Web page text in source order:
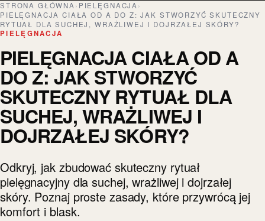
STRONA GŁÓWNA› PIELĘGNACJA›
PIELĘGNACJA CIAŁA OD A DO Z: JAK STWORZYĆ SKUTECZNY
RYTUAŁ DLA SUCHEJ, WRAŻLIWEJ I DOJRZAŁEJ SKÓRY?
PIELĘGNACJA
PIELĘGNACJA CIAŁA OD A
DO Z: JAK STWORZYĆ
SKUTECZNY RYTUAŁ DLA
SUCHEJ, WRAŻLIWEJ I
DOJRZAŁEJ SKÓRY?
Odkryj, jak zbudować skuteczny rytuał
pielęgnacyjny dla suchej, wrażliwej i dojrzałej
skóry. Poznaj proste zasady, które przywrócą jej
komfort i blask.